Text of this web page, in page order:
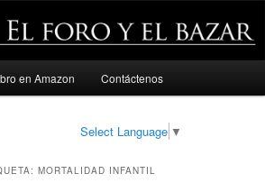
en Amazon Contáctenos
Select Language ▼
MORTALIDAD INFANTIL